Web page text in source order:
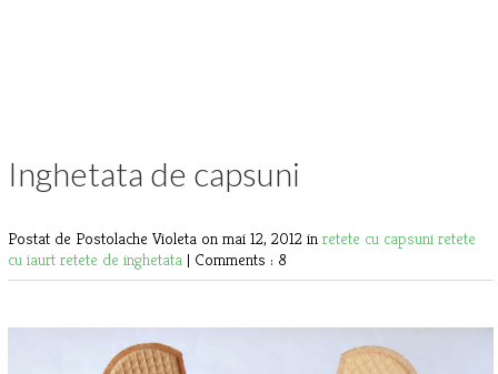
Inghetata de capsuni
Postat de Postolache Violeta on mai 12, 2012 in retete cu capsuni retete
cu iaurt retete de inghetata | Comments : 8